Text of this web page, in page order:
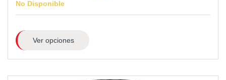
No Disponible
Ver opciones